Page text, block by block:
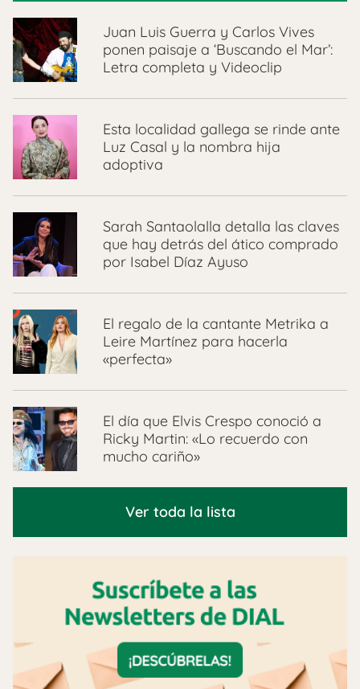
Juan Luis Guerra y Carlos Vives
ponen paisaje a ‘Buscando el Mar’:
Letra completa y Videoclip
Esta localidad gallega se rinde ante
Luz Casal y la nombra hija
adoptiva
Sarah Santaolalla detalla las claves
que hay detrás del ático comprado
por Isabel Díaz Ayuso
El regalo de la cantante Metrika a
Leire Martínez para hacerla
«perfecta»
El día que Elvis Crespo conoció a
Ricky Martin: «Lo recuerdo con
mucho cariño»
Ver toda la lista